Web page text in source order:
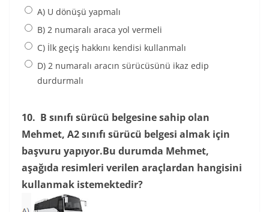
A) U dönüşü yapmalı
B) 2 numaralı araca yol vermeli
C) İlk geçiş hakkını kendisi kullanmalı
D) 2 numaralı aracın sürücüsünü ikaz edip
durdurmalı
10. B sınıfı sürücü belgesine sahip olan
Mehmet, A2 sınıfı sürücü belgesi almak için
başvuru yapıyor.Bu durumda Mehmet,
aşağıda resimleri verilen araçlardan hangisini
kullanmak istemektedir?